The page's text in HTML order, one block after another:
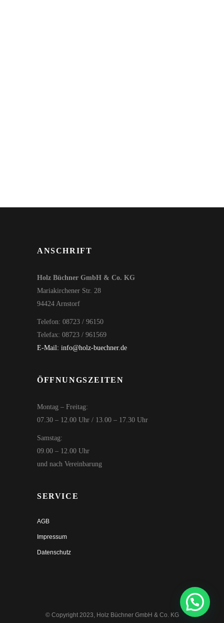
ANSCHRIFT
Holz Büchner GmbH & Co. KG
Mariakirchener Str. 28
94424 Arnstorf
Telefon: 08723 / 96150
Telefax: 08723 / 961569
E-Mail: info@holz-buechner.de
ÖFFNUNGSZEITEN
Montag – Freitag:
07.30 – 12.00 Uhr / 13.00 – 17.30 Uhr
Samstag:
09.00 – 12.00 Uhr
und nach Vereinbarung
SERVICE
AGB
Impressum
Datenschutz
© Copyright 2023, Holz Büchner GmbH & Co. KG